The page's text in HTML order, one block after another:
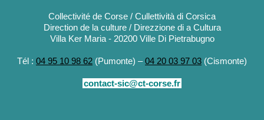
Collectivité de Corse / Cullettività di Corsica
Direction de la culture / Direzzione di a Cultura
Villa Ker Maria - 20200 Ville Di Pietrabugno
Tél : 04 95 10 98 62 (Pumonte) –04 20 03 97 03 (Cismonte)
contact-sic@ct-corse.fr